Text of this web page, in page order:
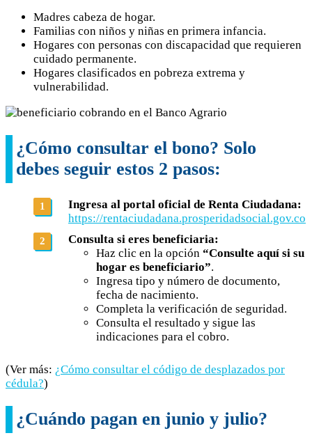
Madres cabeza de hogar.
Familias con niños y niñas en primera infancia.
Hogares con personas con discapacidad que requieren
cuidado permanente.
Hogares clasificados en pobreza extrema y
vulnerabilidad.
¿Cómo consultar el bono? Solo
debes seguir estos 2 pasos:
Ingresa al portal oficial de Renta Ciudadana:
https://rentaciudadana.prosperidadsocial.gov.co
Consulta si eres beneficiaria:
Haz clic en la opción “Consulte aquí si su
hogar es beneficiario”.
Ingresa tipo y número de documento,
fecha de nacimiento.
Completa la verificación de seguridad.
Consulta el resultado y sigue las
indicaciones para el cobro.
(Ver más: ¿Cómo consultar el código de desplazados por
cédula?)
¿Cuándo pagan en junio y julio?